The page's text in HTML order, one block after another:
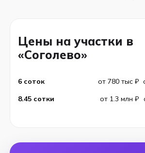
Цены на участки в
«Соголево»
6 соток от 780 тыс ₽
8.45 сотки
от 1.3 млн ₽